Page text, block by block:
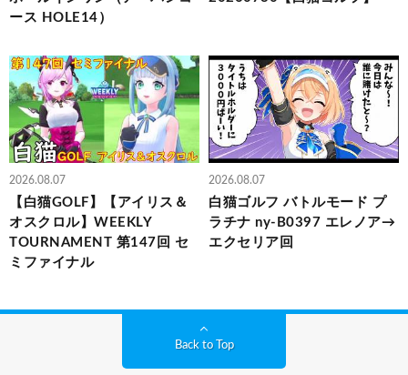
ース HOLE14）
2026.08.07
【白猫GOLF】【アイリス＆
オスクロル】WEEKLY
TOURNAMENT 第147回 セ
ミファイナル
2026.08.07
白猫ゴルフ バトルモード プ
ラチナ ny-B0397 エレノア→
エクセリア回
Back to Top